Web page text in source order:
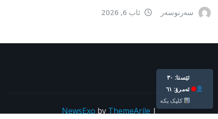
سەرنوسەر ئاب 6, 2026
|
NewsExo by ThemeArile
ئێستا: ٣٠
ئه‌مرۆ: ٦١
کلیک بکە